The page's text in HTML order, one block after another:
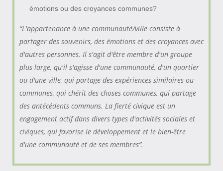
émotions ou des croyances communes?
“L'appartenance à une communauté/ville consiste à
partager des souvenirs, des émotions et des croyances avec
d'autres personnes. Il s'agit d'être membre d'un groupe
plus large, qu'il s'agisse d'une communauté, d'un quartier
ou d'une ville, qui partage des expériences similaires ou
communes, qui chérit des choses communes, qui partage
des antécédents communs. La fierté civique est un
engagement actif dans divers types d'activités sociales et
civiques, qui favorise le développement et le bien-être
d'une communauté et de ses membres”.